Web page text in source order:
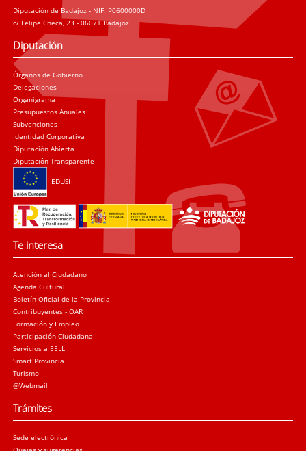
Diputación de Badajoz - NIF: P0600000D
c/ Felipe Checa, 23 - 06071 Badajoz
Diputación
Órganos de Gobierno
Delegaciones
Organigrama
Presupuestos Anuales
Subvenciones
Identidad Corporativa
Diputación Abierta
Diputación Transparente
EDUSI
Te interesa
Atención al Ciudadano
Agenda Cultural
Boletín Oficial de la Provincia
Contribuyentes - OAR
Formación y Empleo
Participación Ciudadana
Servicios a EELL
Smart Provincia
Turismo
@Webmail
Trámites
Sede electrónica